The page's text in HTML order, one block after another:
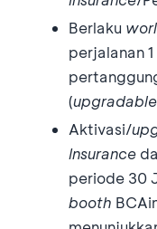
Berlaku
perjalanan
(upgradable
Aktivasi/
Insurance
periode 30
booth